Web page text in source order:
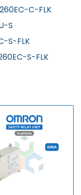
C-FLK
S
S-FLK
S-FLK